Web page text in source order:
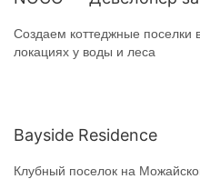
Создаем коттеджные поселки
локациях у воды и леса
Bayside Residence
Клубный поселок на